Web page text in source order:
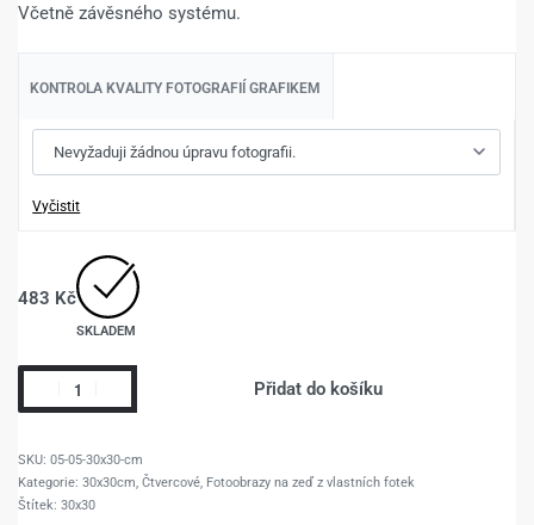
Včetně závěsného systému.
KONTROLA KVALITY FOTOGRAFIÍ GRAFIKEM
Vyčistit
483 Kč
SKLADEM
Přidat do košíku
05-05-30x30-cm
Kategorie: 30x30cm, Čtvercové, Fotoobrazy na zeď z vlastních fotek
Štítek: 30x30